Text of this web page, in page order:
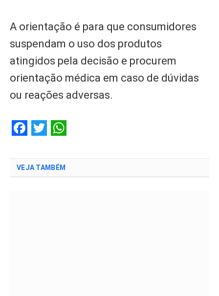
A orientação é para que consumidores
suspendam o uso dos produtos
atingidos pela decisão e procurem
orientação médica em caso de dúvidas
ou reações adversas.
VEJA TAMBÉM